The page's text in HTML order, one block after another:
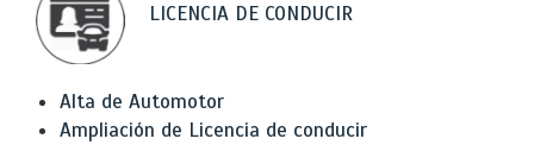
LICENCIA DE CONDUCIR
Alta de Automotor
Ampliación de Licencia de conducir